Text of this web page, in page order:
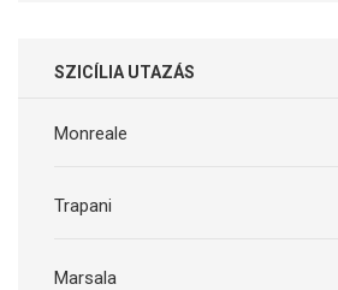
SZICÍLIA UTAZÁS
Monreale
Trapani
Marsala